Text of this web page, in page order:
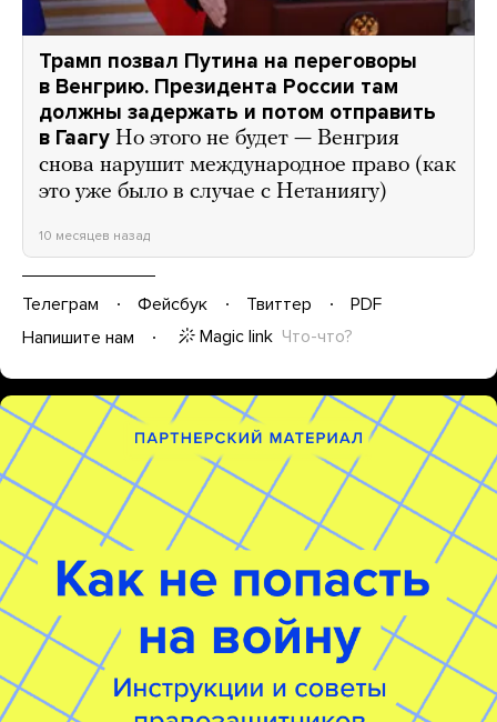
Трамп позвал Путина на переговоры
в Венгрию. Президента России там
должны задержать и потом отправить
в Гаагу Но этого не будет — Венгрия
снова нарушит международное право (как
это уже было в случае с Нетаниягу)
10 месяцев назад
Телеграм Фейсбук Твиттер
PDF
Напишите нам
Magic link Что-что?